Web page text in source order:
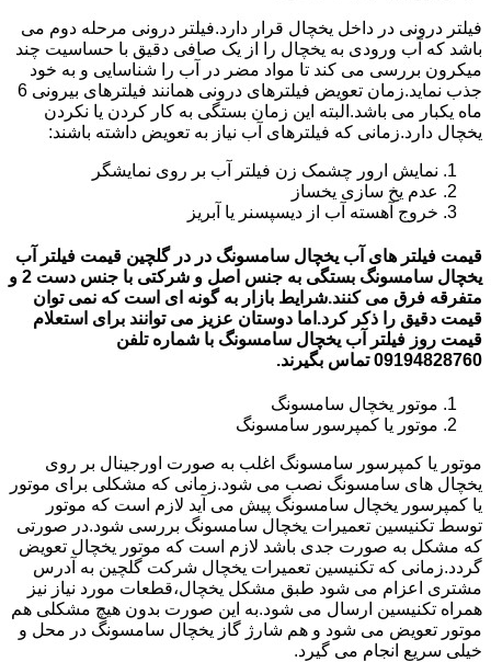
فیلتر درونی در داخل یخچال قرار دارد.فیلتر درونی مرحله دوم می
باشد که آب ورودی به یخچال را از یک صافی دقیق با حساسیت چند
میکرون بررسی می کند تا مواد مضر در آب را شناسایی و به خود
جذب نماید.زمان تعویض فیلترهای درونی همانند فیلترهای بیرونی 6
ماه یکبار می باشد.البته این زمان بستگی به کار کردن یا نکردن
یخچال دارد.زمانی که فیلترهای آب نیاز به تعویض داشته باشند:
نمایش ارور چشمک زن فیلتر آب بر روی نمایشگر
عدم یخ سازی یخساز
خروج آهسته آب از دیسپسنر یا آبریز
قیمت فیلتر های آب یخچال سامسونگ در در گلچین قیمت فیلتر آب
یخچال سامسونگ بستگی به جنس اصل و شرکتی با جنس دست 2 و
متفرقه فرق می کنند.شرایط بازار به گونه ای است که نمی توان
قیمت دقیق را ذکر کرد.اما دوستان عزیز می توانند برای استعلام
قیمت روز فیلتر آب یخچال سامسونگ با شماره تلفن
09194828760 تماس بگیرند.
موتور یخچال سامسونگ
موتور یا کمپرسور سامسونگ
موتور یا کمپرسور سامسونگ اغلب به صورت اورجینال بر روی
یخچال های سامسونگ نصب می شود.زمانی که مشکلی برای موتور
یا کمپرسور یخچال سامسونگ پیش می آید لازم است که موتور
توسط تکنیسین تعمیرات یخچال سامسونگ بررسی شود.در صورتی
که مشکل به صورت جدی باشد لازم است که موتور یخچال تعویض
گردد.زمانی که تکنیسین تعمیرات یخچال شرکت گلچین به آدرس
مشتری اعزام می شود طبق مشکل یخچال،قطعات مورد نیاز نیز
همراه تکنیسین ارسال می شود.به این صورت بدون هیچ مشکلی هم
موتور تعویض می شود و هم شارژ گاز یخچال سامسونگ در محل و
خیلی سریع انجام می گیرد.